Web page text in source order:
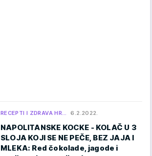
RECEPTI I ZDRAVA HR… 6.2.2022.
NAPOLITANSKE KOCKE - KOLAČ U 3
SLOJA KOJI SE NE PEČE, BEZ JAJA I
MLEKA: Red čokolade, jagode i